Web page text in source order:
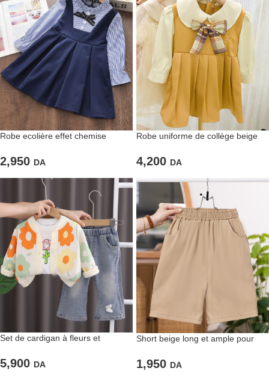
Robe ecolière effet chemise
2,950 DA
Robe uniforme de collège beige
4,200 DA
Set de cardigan à fleurs et
5,900 DA
Short beige long et ample pour
1,950 DA